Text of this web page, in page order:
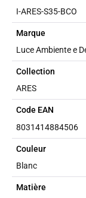
I-ARES-S35-BCO
Marque
Luce Ambiente e
Collection
ARES
Code EAN
8031414884506
Couleur
Blanc
Matière